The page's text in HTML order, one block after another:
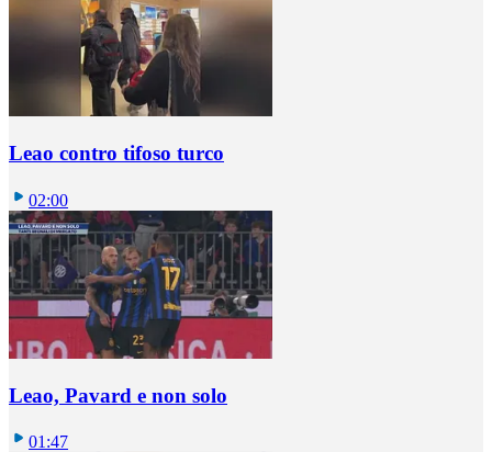
Leao contro tifoso turco
02:00
Leao, Pavard e non solo
01:47